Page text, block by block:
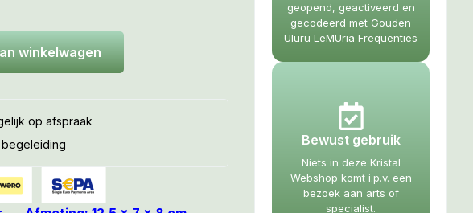
winkelwagen
op afspraak
geopend, geactiveerd en
gecodeerd met Gouden
Uluru LeMUria Frequenties
Bewust gebruik
Niets in deze Kristal
Webshop komt i.p.v. een
bezoek aan arts of
specialist.